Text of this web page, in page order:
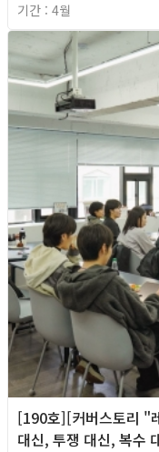
기간 : 4월
[190호][커버스토리 "
대신, 투쟁 대신, 복수